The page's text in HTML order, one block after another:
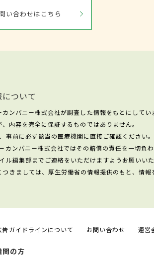
い合わせはこちら
ついて
ンパニー株式会社が調査した情報をもとにしてい
内容を完全に保証するものではありません。
前に必ず該当の医療機関に直接ご確認ください。
ンパニー株式会社ではその賠償の責任を一切負わ
編集部までご連絡をいただけますようお願いいた
きましては、厚生労働省の情報提供のもと、情報
告ガイドラインについて お問い合わせ 運営
関の方